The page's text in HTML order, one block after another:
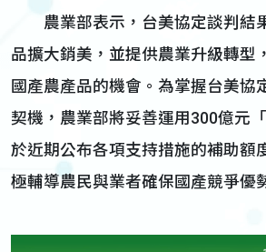
農業部表示，台美協定談判結
品擴大銷美，並提供農業升級轉型
國產農產品的機會。為掌握台美協
契機，農業部將妥善運用300億元
於近期公布各項支持措施的補助額
極輔導農民與業者確保國產競爭優